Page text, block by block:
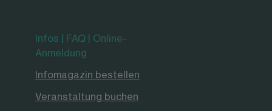
Infos | FAQ | Online-
Anmeldung
Infomagazin bestellen
Veranstaltung buchen